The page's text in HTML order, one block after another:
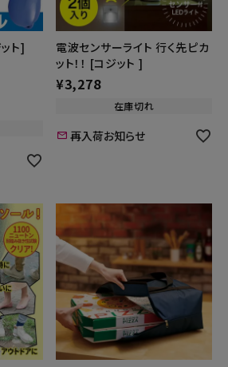
ト]
電波センサーライト 行く先ピカ
ット！！ [コジット ]
¥3,278
在庫切れ
再入荷お知らせ